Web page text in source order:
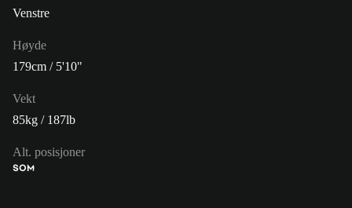
Venstre
Høyde
179cm / 5'10"
Vekt
85kg / 187lb
Alt. posisjoner
SOM